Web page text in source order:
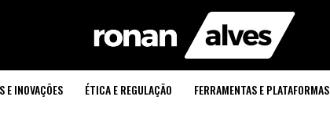
E INOVAÇÕES ÉTICA E REGULAÇÃO FERRAMENTAS E PLATAFORMAS